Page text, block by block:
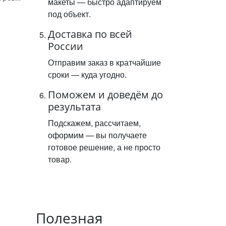
под объект.
Доставка по всей
России
Отправим заказ в кратчайшие
сроки — куда угодно.
Поможем и доведём до
результата
Подскажем, рассчитаем,
оформим — вы получаете
готовое решение, а не просто
товар.
Полезная